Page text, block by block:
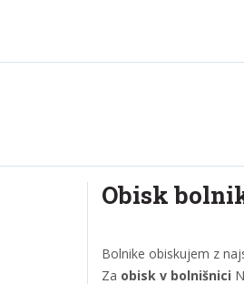
Obisk
Bolnike obiskujem z
Za obisk v bolnišnici